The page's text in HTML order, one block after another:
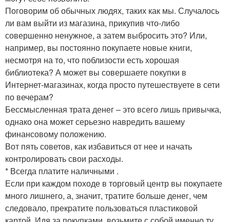
Поговорим об обычных людях, таких как мы. Случалось
ли вам выйти из магазина, прикупив что-либо
совершенно ненужное, а затем выбросить это? Или,
например, вы постоянно покупаете новые книги,
несмотря на то, что поблизости есть хорошая
библиотека? А может вы совершаете покупки в
Интернет-магазинах, когда просто путешествуете в сети
по вечерам?
Бессмысленная трата денег – это всего лишь привычка,
однако она может серьезно навредить вашему
финансовому положению.
Вот пять советов, как избавиться от нее и начать
контролировать свои расходы.
* Всегда платите наличными .
Если при каждом походе в торговый центр вы покупаете
много лишнего, а, значит, тратите больше денег, чем
следовало, прекратите пользоваться пластиковой